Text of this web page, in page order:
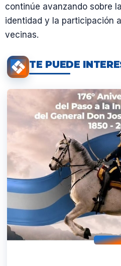
continúe avanzando sobre
identidad y la participación
vecinas.
TE PUEDE